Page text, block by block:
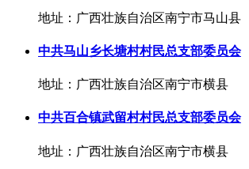
地址：广西壮族自治区南宁市马山县
中共马山乡长塘村村民总支部委员会
地址：广西壮族自治区南宁市横县
中共百合镇武留村村民总支部委员会
地址：广西壮族自治区南宁市横县